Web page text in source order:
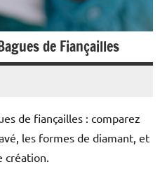
de Fiançailles
de fiançailles : comparez
les formes de diamant, et
création.